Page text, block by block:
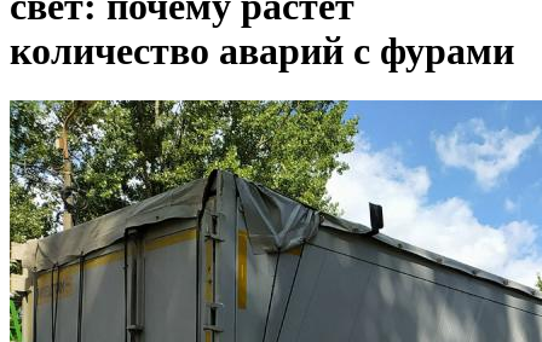
количество аварий с фурами